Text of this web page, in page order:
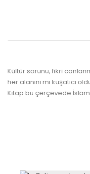
Kültür sorunu, fikri
her alanını mı kuşatıcı
Kitap bu çerçevede İslam